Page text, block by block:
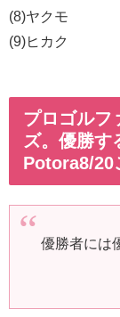
(8)ヤクモ
(9)ヒカク
プロゴルフ
ズ。優勝す
Potora8/20
優勝者には